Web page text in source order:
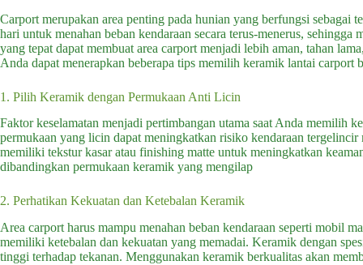
Carport merupakan area penting pada hunian yang berfungsi
hari untuk menahan beban kendaraan secara terus-menerus,
yang tepat dapat membuat area carport menjadi lebih aman, tahan
Anda dapat menerapkan beberapa tips memilih keramik lantai carport
1. Pilih Keramik dengan Permukaan Anti Licin
Faktor keselamatan menjadi pertimbangan utama saat Anda memilih
permukaan yang licin dapat meningkatkan risiko kendaraan
memiliki tekstur kasar atau finishing matte untuk meningkatkan
dibandingkan permukaan keramik yang mengilap
2. Perhatikan Kekuatan dan Ketebalan Keramik
Area carport harus mampu menahan beban kendaraan seperti mobil
memiliki ketebalan dan kekuatan yang memadai. Keramik dengan
tinggi terhadap tekanan. Menggunakan keramik berkualitas akan